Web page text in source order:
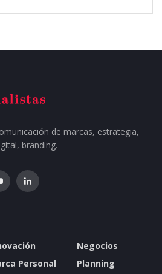
de marcas, estrategia,
branding.
Personal
Negocios
Planning